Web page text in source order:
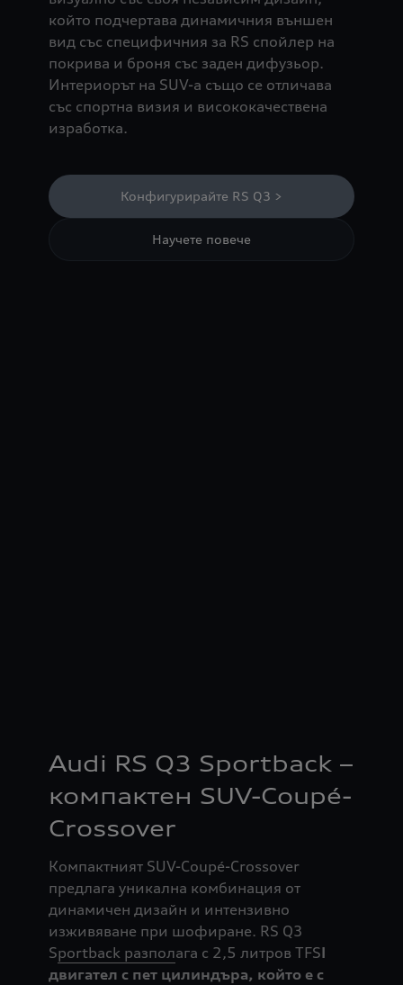
който подчертава динамичния външен
вид със специфичния за RS спойлер на
покрива и броня със заден дифузьор.
Интериорът на SUV-а също се отличава
със спортна визия и висококачествена
изработка.
Конфигурирайте RS Q3 >
Научете повече
Audi RS Q3 Sportback –
компактен SUV-Coupé-
Crossover
Компактният SUV-Coupé-Crossover
предлага уникална комбинация от
динамичен дизайн и интензивно
изживяване при шофиране. RS Q3
Sportback разполага с 2,5 литров TFSI
двигател с пет цилиндъра, който е с